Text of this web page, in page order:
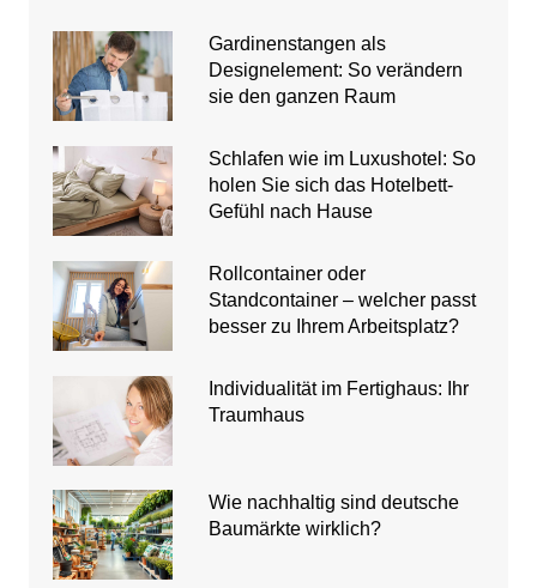
Gardinenstangen als
Designelement: So verändern
sie den ganzen Raum
Schlafen wie im Luxushotel: So
holen Sie sich das Hotelbett-
Gefühl nach Hause
Rollcontainer oder
Standcontainer – welcher passt
besser zu Ihrem Arbeitsplatz?
Individualität im Fertighaus: Ihr
Traumhaus
Wie nachhaltig sind deutsche
Baumärkte wirklich?